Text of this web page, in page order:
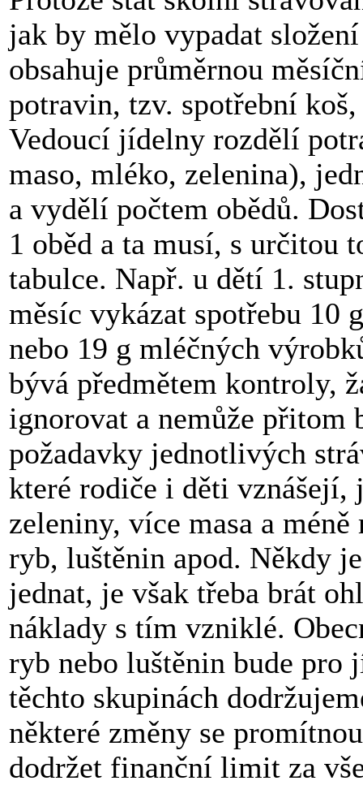
jak by mělo vypadat
obsahuje průměrnou
potravin, tzv. spotřební
Vedoucí jídelny rozdělí
maso, mléko, zelenina),
a vydělí počtem obědů.
1 oběd a ta musí, s určitou
tabulce. Např. u dětí 1.
měsíc vykázat spotřebu 10
nebo 19 g mléčných
bývá předmětem kontroly,
ignorovat a nemůže
požadavky jednotlivých
které rodiče i děti vznášejí,
zeleniny, více masa a
ryb, luštěnin apod. Někdy
jednat, je však třeba brát
náklady s tím vzniklé.
ryb nebo luštěnin bude pro
těchto skupinách
některé změny se
dodržet finanční limit za